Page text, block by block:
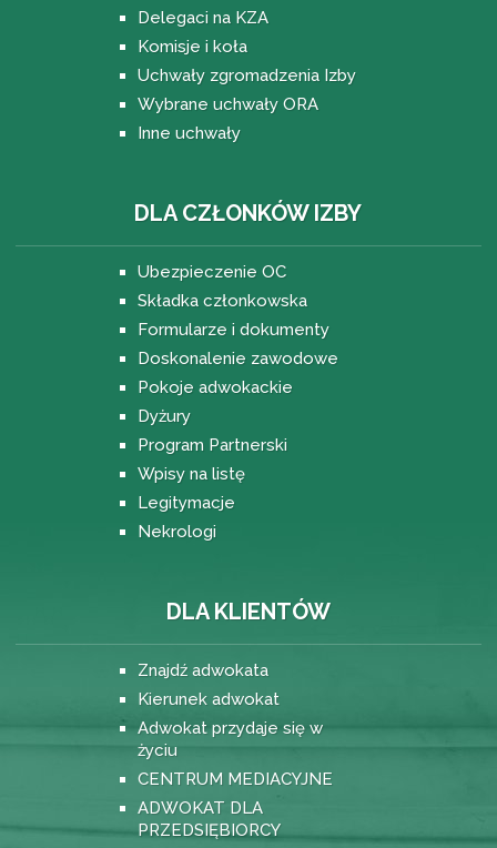
Delegaci na KZA
Komisje i koła
Uchwały zgromadzenia Izby
Wybrane uchwały ORA
Inne uchwały
DLA CZŁONKÓW IZBY
Ubezpieczenie OC
Składka członkowska
Formularze i dokumenty
Doskonalenie zawodowe
Pokoje adwokackie
Dyżury
Program Partnerski
Wpisy na listę
Legitymacje
Nekrologi
DLA KLIENTÓW
Znajdź adwokata
Kierunek adwokat
Adwokat przydaje się w
życiu
CENTRUM MEDIACYJNE
ADWOKAT DLA
PRZEDSIĘBIORCY